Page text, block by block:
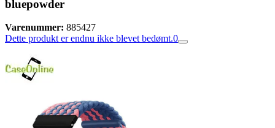
bluepowder
Varenummer: 885427
Dette produkt er endnu ikke blevet bedømt.0